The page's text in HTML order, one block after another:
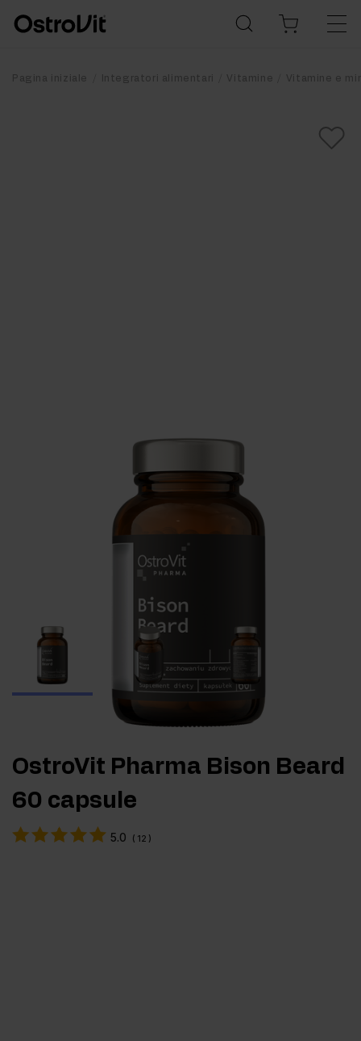
Pagina iniziale Integratori alimentari Vitamine Vitamine e
OstroVit Pharma Bison Beard
60 capsule
5.0 ( 12 )